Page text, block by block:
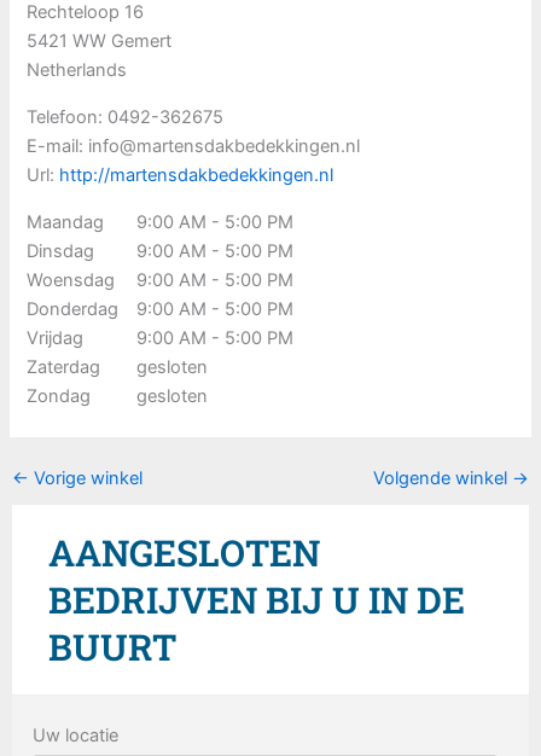
Rechteloop 16
5421 WW Gemert
Netherlands
Telefoon: 0492-362675
E-mail: info@martensdakbedekkingen.nl
Url: http://martensdakbedekkingen.nl
Maandag
9:00 AM - 5:00 PM
Dinsdag
9:00 AM - 5:00 PM
Woensdag
9:00 AM - 5:00 PM
Donderdag
9:00 AM - 5:00 PM
Vrijdag
9:00 AM - 5:00 PM
Zaterdag
gesloten
Zondag
gesloten
← Vorige winkel Volgende winkel →
AANGESLOTEN
BEDRIJVEN BIJ U IN DE
BUURT
Uw locatie